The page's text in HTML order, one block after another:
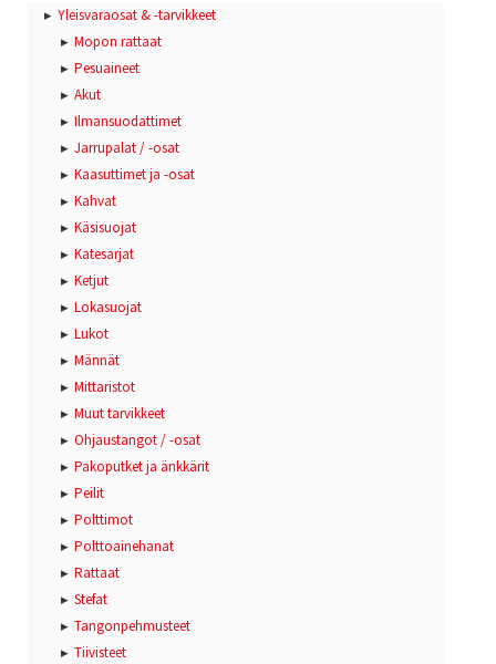
Yleisvaraosat & -tarvikkeet
Mopon rattaat
Pesuaineet
Akut
Ilmansuodattimet
Jarrupalat / -osat
Kaasuttimet ja -osat
Kahvat
Käsisuojat
Katesarjat
Ketjut
Lokasuojat
Lukot
Männät
Mittaristot
Muut tarvikkeet
Ohjaustangot / -osat
Pakoputket ja änkkärit
Peilit
Polttimot
Polttoainehanat
Rattaat
Stefat
Tangonpehmusteet
Tiivisteet